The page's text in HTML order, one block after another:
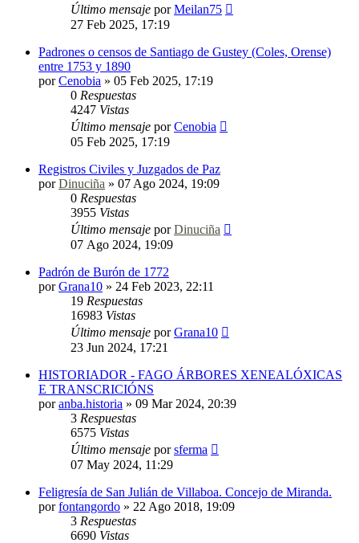
Último mensaje porMeilan75
27 Feb 2025, 17:19
Padrones o censos de Santiago de Gustey (Coles, Orense)
entre 1753 y 1890
porCenobia » 05 Feb 2025, 17:19
0 Respuestas
4247 Vistas
Último mensaje porCenobia
05 Feb 2025, 17:19
Registros Civiles y Juzgados de Paz
porDinuciña » 07 Ago 2024, 19:09
0 Respuestas
3955 Vistas
Último mensaje porDinuciña
07 Ago 2024, 19:09
Padrón de Burón de 1772
porGrana10 » 24 Feb 2023, 22:11
19 Respuestas
16983 Vistas
Último mensaje porGrana10
23 Jun 2024, 17:21
HISTORIADOR - FAGO ÁRBORES XENEALÓXICAS
E TRANSCRICIÓNS
poranba.historia » 09 Mar 2024, 20:39
3 Respuestas
6575 Vistas
Último mensaje porsferma
07 May 2024, 11:29
Feligresía de San Julián de Villaboa. Concejo de Miranda.
porfontangordo » 22 Ago 2018, 19:09
3 Respuestas
6690 Vistas